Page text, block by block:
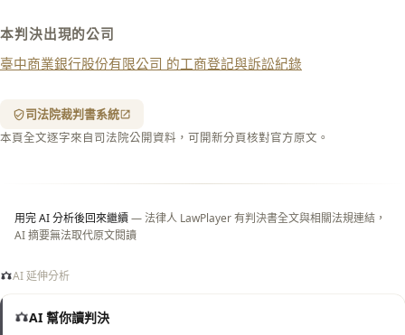
本判決出現的公司
臺中商業銀行股份有限公司 的工商登記與訴訟紀錄
司法院裁判書系統
本頁全文逐字來自司法院公開資料，可開新分頁核對官方原文。
用完 AI 分析後回來繼續— 法律人 LawPlayer 有判決書全文與相關法規連結，
AI 摘要無法取代原文閱讀
AI 延伸分析
AI 幫你讀判決